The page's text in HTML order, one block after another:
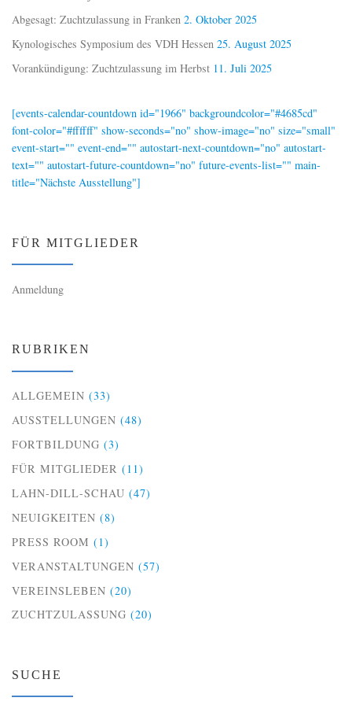
Abgesagt: Zuchtzulassung in Franken 2. Oktober 2025
Kynologisches Symposium des VDH Hessen 25. August 2025
Vorankündigung: Zuchtzulassung im Herbst 11. Juli 2025
[events-calendar-countdown id="1966" backgroundcolor="#4685cd"
font-color="#ffffff" show-seconds="no" show-image="no" size="small"
event-start="" event-end="" autostart-next-countdown="no" autostart-
text="" autostart-future-countdown="no" future-events-list="" main-
title="Nächste Ausstellung"]
FÜR MITGLIEDER
Anmeldung
RUBRIKEN
ALLGEMEIN (33)
AUSSTELLUNGEN (48)
FORTBILDUNG (3)
FÜR MITGLIEDER (11)
LAHN-DILL-SCHAU (47)
NEUIGKEITEN (8)
PRESS ROOM (1)
VERANSTALTUNGEN (57)
VEREINSLEBEN (20)
ZUCHTZULASSUNG (20)
SUCHE